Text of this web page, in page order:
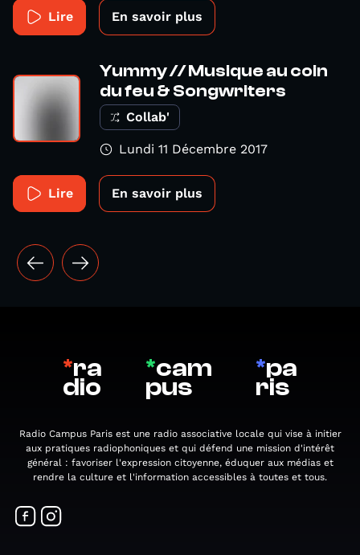
Lire En savoir plus
Yummy // Musique au coin
du feu & Songwriters
Collab'
Lundi 11 Décembre 2017
Lire En savoir plus
*ra
dio
*cam
pus
*pa
ris
Radio Campus Paris est une radio associative locale qui vise à initier
aux pratiques radiophoniques et qui défend une mission d'intérêt
général : favoriser l'expression citoyenne, éduquer aux médias et
rendre la culture et l'information accessibles à toutes et tous.